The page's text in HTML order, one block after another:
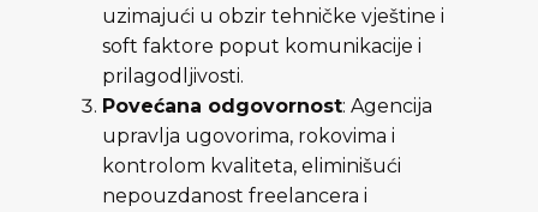
uzimajući u obzir tehničke vještine i
soft faktore poput komunikacije i
prilagodljivosti.
Povećana odgovornost: Agencija
upravlja ugovorima, rokovima i
kontrolom kvaliteta, eliminišući
nepouzdanost freelancera i